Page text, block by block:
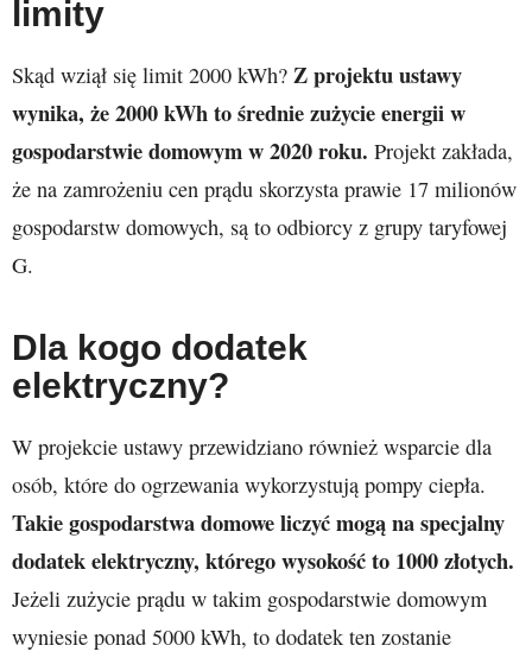
limity
Skąd wziął się limit 2000 kWh? Z projektu ustawy
wynika, że 2000 kWh to średnie zużycie energii w
gospodarstwie domowym w 2020 roku. Projekt zakłada,
że na zamrożeniu cen prądu skorzysta prawie 17 milionów
gospodarstw domowych, są to odbiorcy z grupy taryfowej
G.
Dla kogo dodatek
elektryczny?
W projekcie ustawy przewidziano również wsparcie dla
osób, które do ogrzewania wykorzystują pompy ciepła.
Takie gospodarstwa domowe liczyć mogą na specjalny
dodatek elektryczny, którego wysokość to 1000 złotych.
Jeżeli zużycie prądu w takim gospodarstwie domowym
wyniesie ponad 5000 kWh, to dodatek ten zostanie